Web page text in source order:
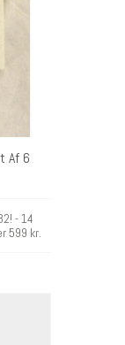
Af 6
- 14
599 kr.